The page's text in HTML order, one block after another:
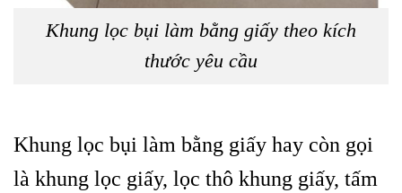
Khung lọc bụi làm bằng giấy theo kích
thước yêu cầu
Khung lọc bụi làm bằng giấy hay còn gọi
là khung lọc giấy, lọc thô khung giấy, tấm